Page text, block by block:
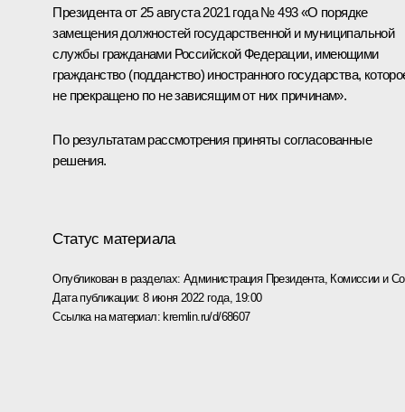
Президента от 25 августа 2021 года № 493 «О порядке
замещения должностей государственной и муниципальной
службы гражданами Российской Федерации, имеющими
гражданство (подданство) иностранного государства,
не прекращено по не зависящим от них причинам».
По результатам рассмотрения приняты согласованные
решения.
Статус материала
Опубликован в разделах: Администрация Президента, Комиссии и
Дата публикации:8 июня 2022 года, 19:00
Ссылка на материал: kremlin.ru/d/68607